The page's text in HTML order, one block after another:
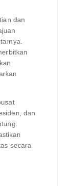
dan
dan
secara